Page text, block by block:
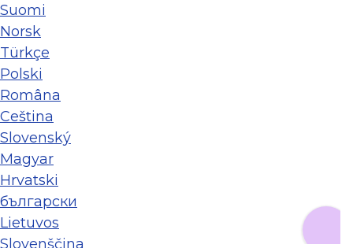
Suomi
Norsk
Türkçe
Polski
Româna
Ceština
Slovenský
Magyar
Hrvatski
български
Lietuvos
Slovenščina